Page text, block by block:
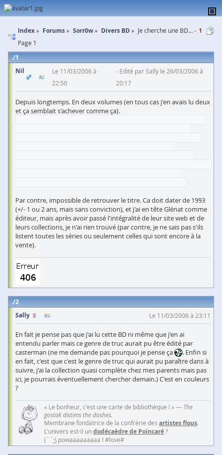
Index Forums Sorr0w Divers BD
Je cherche une BD... -
Page 1
1
1
Nil
Le 11/03/2006 à
22:50
Edité par Sally le 26/03/2006 à
20:17
Depuis longtemps. En deux volumes (en tous cas j'en avais lu deux
et ça semblait s'achever comme ça).
Par contre, impossible de retrouver le titre. Ca doit dater de 1993
(+/- 1 ou 2 ans, mais sans conviction), et j'ai en tête Glénat comme
éditeur, mais après avoir passé l'intégralité de leur site web et de
leurs collections, je n'ai rien trouvé (par contre, je ne sais pas s'ils
listent toutes les séries ou seulement celles qui sont encore à la
vente).
2
Sally
Le 11/03/2006 à 23:11
En fait je pense pas que j'ai lu cette BD ni même que j'en ai
entendu parler mais ce genre de truc aurait pu être édité par
casterman (ne me demande pas pourquoi je pense ça
. Enfin si
en fait, c'est que c'est le genre de truc qui aurait pu paraître dans à
suivre, j'ai la collection quasi complète chez mes parents mais pas
ici, je pourrais éventuellement chercher demain.) C'est en couleurs
?
« Le bonheur, c'est une carte de bibliothèque ! » — The
gostak distims the doshes.
Membrane fondatrice de la confrérie des artistes flous.
L'univers est-il undodécaèdre de Poincaré?
(``·\ powaaaaaaaaa ! #love#